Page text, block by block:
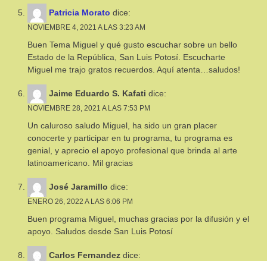
Patricia Morato dice:
NOVIEMBRE 4, 2021 A LAS 3:23 AM
Buen Tema Miguel y qué gusto escuchar sobre un bello
Estado de la República, San Luis Potosí. Escucharte
Miguel me trajo gratos recuerdos. Aquí atenta…saludos!
Jaime Eduardo S. Kafati dice:
NOVIEMBRE 28, 2021 A LAS 7:53 PM
Un caluroso saludo Miguel, ha sido un gran placer
conocerte y participar en tu programa, tu programa es
genial, y aprecio el apoyo profesional que brinda al arte
latinoamericano. Mil gracias
José Jaramillo dice:
ENERO 26, 2022 A LAS 6:06 PM
Buen programa Miguel, muchas gracias por la difusión y el
apoyo. Saludos desde San Luis Potosí
Carlos Fernandez dice: